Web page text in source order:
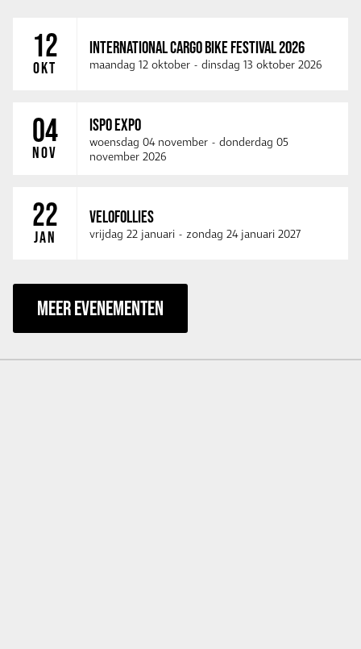
12
OKT
INTERNATIONAL CARGO BIKE FESTIVAL 2026
maandag 12 oktober - dinsdag 13 oktober 2026
04
NOV
ISPO EXPO
woensdag 04 november - donderdag 05
november 2026
22
JAN
VELOFOLLIES
vrijdag 22 januari - zondag 24 januari 2027
MEER EVENEMENTEN